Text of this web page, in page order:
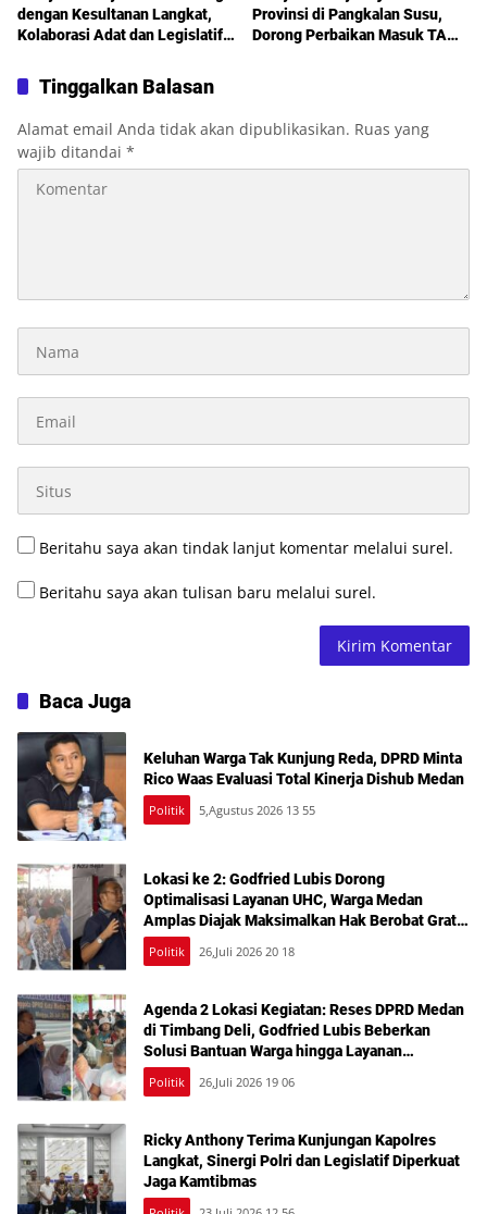
dengan Kesultanan Langkat,
Kolaborasi Adat dan Legislatif
Provinsi di Pangkalan Susu,
Dorong Perbaikan Masuk TA
Tinggalkan Balasan
Alamat email Anda tidak akan dipublikasikan. Ruas yang
wajib ditandai *
Beritahu saya akan tindak lanjut komentar melalui surel.
Beritahu saya akan tulisan baru melalui surel.
Baca Juga
Keluhan Warga Tak Kunjung Reda, DPRD Minta
Rico Waas Evaluasi Total Kinerja Dishub Medan
Politik 5,Agustus 2026 13 55
Lokasi ke 2: Godfried Lubis Dorong
Optimalisasi Layanan UHC, Warga Medan
Amplas Diajak Maksimalkan Hak Berobat Gratis
Bermodal KTP
Politik 26,Juli 2026 20 18
Agenda 2 Lokasi Kegiatan: Reses DPRD Medan
di Timbang Deli, Godfried Lubis Beberkan
Solusi Bantuan Warga hingga Layanan
Kesehatan Gratis
Politik 26,Juli 2026 19 06
Ricky Anthony Terima Kunjungan Kapolres
Langkat, Sinergi Polri dan Legislatif Diperkuat
Jaga Kamtibmas